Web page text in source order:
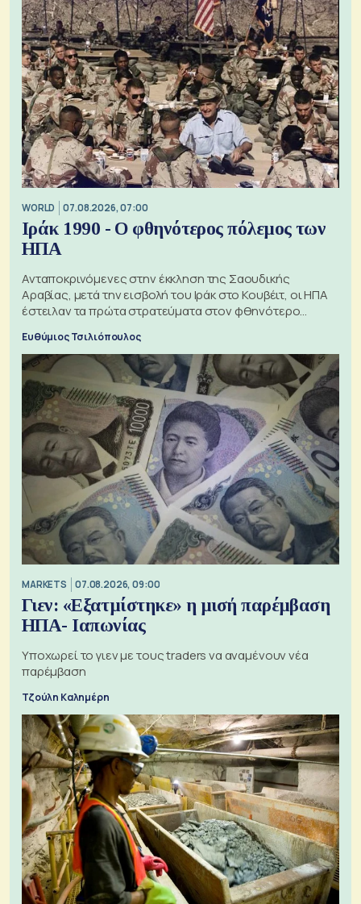
WORLD 07.08.2026, 07:00
Ιράκ 1990 - Ο φθηνότερος πόλεμος των
ΗΠΑ
Ανταποκρινόμενες στην έκκληση της Σαουδικής
Αραβίας, μετά την εισβολή του Ιράκ στο Κουβέιτ, οι ΗΠΑ
έστειλαν τα πρώτα στρατεύματα στον φθηνότερο
πόλεμο της ιστορίας τους
Ευθύμιος Τσιλιόπουλος
MARKETS 07.08.2026, 09:00
Γιεν: «Εξατμίστηκε» η μισή παρέμβαση
ΗΠΑ- Ιαπωνίας
Υποχωρεί το γιεν με τους traders να αναμένουν νέα
παρέμβαση
Τζούλη Καλημέρη